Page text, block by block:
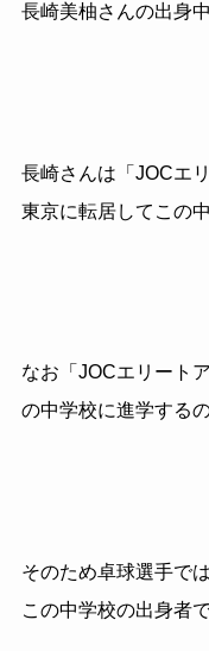
長崎美柚さんの出身
長崎さんは「JOCエ
東京に転居してこの
なお「JOCエリート
の中学校に進学する
そのため卓球選手で
この中学校の出身者で